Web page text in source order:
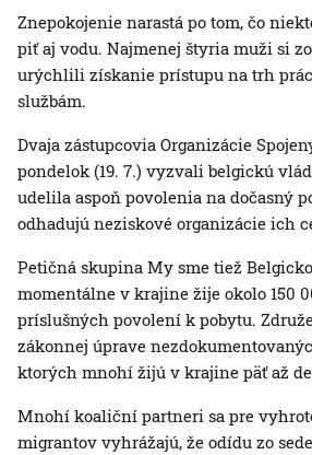
Znepokojenie narastá po tom, čo
piť aj vodu. Najmenej štyria muži si
urýchlili získanie prístupu na trh
službám.
Dvaja zástupcovia Organizácie
pondelok (19. 7.) vyzvali belgickú
udelila aspoň povolenia na dočasný
odhadujú neziskové organizácie ich
Petičná skupina My sme tiež
momentálne v krajine žije okolo 150
príslušných povolení k pobytu.
zákonnej úprave
ktorých mnohí žijú v krajine päť až
Mnohí koaliční partneri sa pre
migrantov vyhrážajú, že odídu zo